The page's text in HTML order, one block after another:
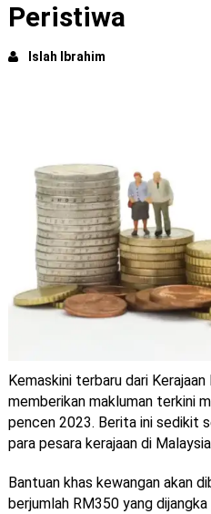
Peristiwa
Islah Ibrahim
Kemaskini terbaru dari
memberikan makluman terkini
pencen 2023. Berita ini sedikit
para pesara kerajaan di
Bantuan khas kewangan akan
berjumlah RM350 yang